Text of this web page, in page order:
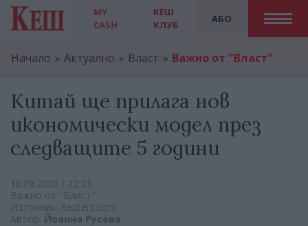
MY
CASH
АБО
КЕШ
КЛУБ
Начало Актуално Власт Важно от "Власт"
Китай ще прилага нов
икономически модел през
следващите 5 години
10.09.2020 / 22:23
Важно от "Власт"
Източник: Reuters.com
Автор: Йoанна Русева